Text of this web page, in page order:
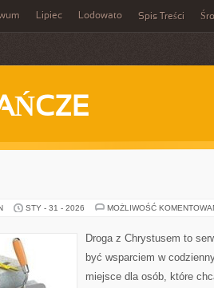
Lipiec Lodowato Spis Treści
STY - 31 - 2026 MOŻLIWOŚĆ
Droga z Chrystusem to
być wsparciem w
miejsce dla osób, które